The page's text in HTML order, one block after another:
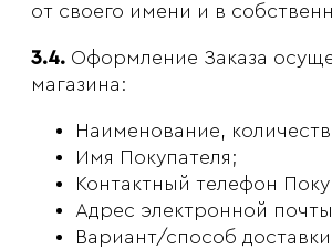
от своего имени и в
3.4. Оформление Заказа
магазина:
Наименование,
Имя Покупателя;
Контактный телефон
Адрес электронной
Вариант/способ